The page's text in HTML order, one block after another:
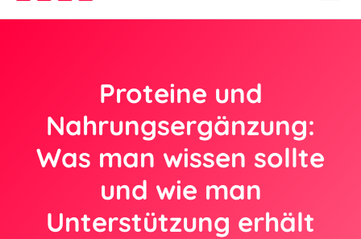
Proteine und
Nahrungsergänzung:
Was man wissen sollte
und wie man
Unterstützung erhält